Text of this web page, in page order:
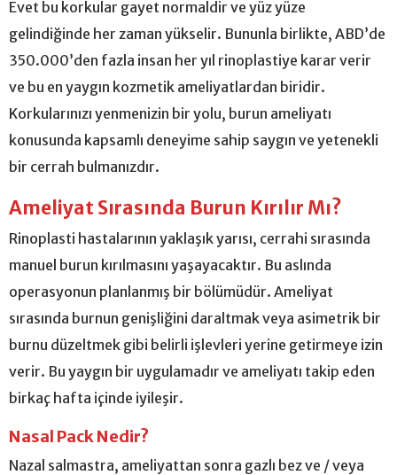
Evet bu korkular gayet normaldir ve yüz yüze
gelindiğinde her zaman yükselir. Bununla birlikte, ABD’de
350.000’den fazla insan her yıl rinoplastiye karar verir
ve bu en yaygın kozmetik ameliyatlardan biridir.
Korkularınızı yenmenizin bir yolu, burun ameliyatı
konusunda kapsamlı deneyime sahip saygın ve yetenekli
bir cerrah bulmanızdır.
Ameliyat Sırasında Burun Kırılır Mı?
Rinoplasti hastalarının yaklaşık yarısı, cerrahi sırasında
manuel burun kırılmasını yaşayacaktır. Bu aslında
operasyonun planlanmış bir bölümüdür. Ameliyat
sırasında burnun genişliğini daraltmak veya asimetrik bir
burnu düzeltmek gibi belirli işlevleri yerine getirmeye izin
verir. Bu yaygın bir uygulamadır ve ameliyatı takip eden
birkaç hafta içinde iyileşir.
Nasal Pack Nedir?
Nazal salmastra, ameliyattan sonra gazlı bez ve / veya